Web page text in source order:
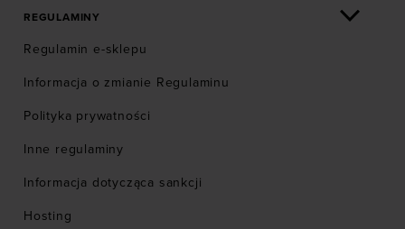
REGULAMINY
Regulamin e-sklepu
Informacja o zmianie Regulaminu
Polityka prywatności
Inne regulaminy
Informacja dotycząca sankcji
Hosting